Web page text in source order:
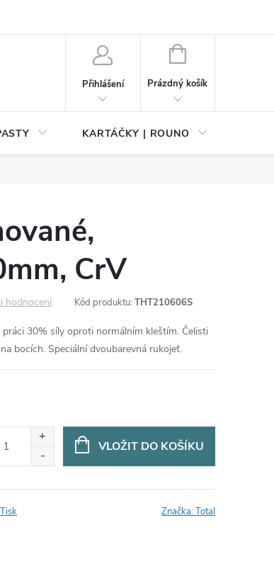
Přihlášení
NÁKUPNÍ
Prázdný košík
KARTÁČKY | ROUNO
CrV
hodnocení Kód produktu: THT210606S
30% síly oproti normálním kleštím. Čelisti
bocích. Speciální dvoubarevná rukojeť.
VLOŽIT DO KOŠÍKU
Tisk Značka:Total